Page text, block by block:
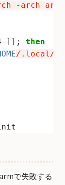
-arch
]]; then
/.local/
で失敗する